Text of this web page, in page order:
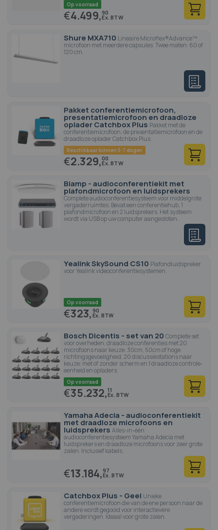
Op voorraad
€4.499,90
Shure MXA710 Lineaire Microflex®Advance™
microfoon met meerdere capsules. Twee maten: 60 of
120 cm.
Pakket conferentiemicrofoon,
presentatiemicrofoon en draadloze
oplader Catchbox Plus Pakket met de
conferentiemicrofoon, de presentatiemicrofoon en de
draadloze oplader Catchbox Plus.
Beschikbaar binnen 5-7 dagen
€2.329,00
Biamp - audioconferentiekit met
plafondmicrofoon en luidsprekers
Complete audioconferentiesysteem voor middelgrote
vergaderruimtes. Bevat een conferentiehub, 1
plafondmicrofoon en 2 luidsprekers. Het systeem
wordt via USB op uw computer aangesloten.
Yealink SkySound CS10 Plafondluidspreker
voor Yealink videoconferentiesystemen.
Op voorraad
€323, 90
Bosch Dicentis - set van 20 Complete set
voor overheden, draadloze conferenties met 20
microfoons naar keuze: 30cm, 50cm of hoge
richtingsgevoeligheid, 20 discussiestations naar
keuze: met of zonder scherm en 1 draadloze controle-
eenheid en opladers.
Op voorraad
€35.232,11
Yamaha Adecia - audioconferentiekit
met draadloze microfoons en
luidsprekers Alles-in-één
audioconferentiesysteem Yamaha Adecia met
luidsprekers en draadloze microfoons voor zeer grote
zalen. Inclusief kabels.
€13.184,97
Catchbox Plus - Geel Unieke
conferentiemicrofoon die van de ene persoon naar de
andere wordt gegooid voor interactievere
vergaderingen. Ideaal voor grote zalen.